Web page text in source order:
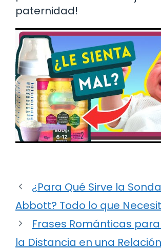
paternidad!
¿Para Qué Sirve la
Abbott? Todo lo que
Frases Románticas
la Distancia en una